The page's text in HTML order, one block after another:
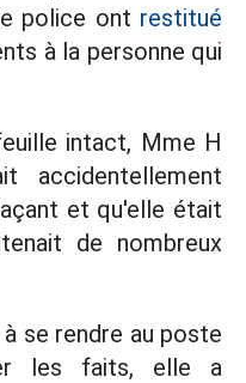
police ont restitué
à la personne qui
intact, Mme H
accidentellement
et qu'elle était
de nombreux
se rendre au poste
les faits, elle a